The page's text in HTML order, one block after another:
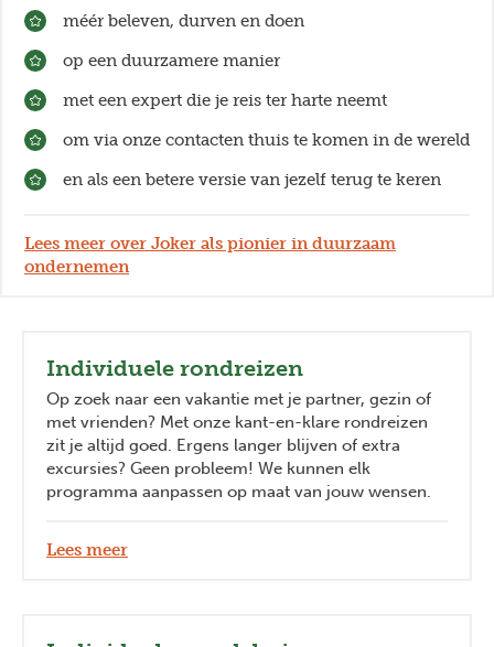
méér beleven, durven en doen
op een duurzamere manier
met een expert die je reis ter harte neemt
om via onze contacten thuis te komen in de wereld
en als een betere versie van jezelf terug te keren
Lees meer over Joker als pionier in duurzaam
ondernemen
Individuele rondreizen
Op zoek naar een vakantie met je partner, gezin of
met vrienden? Met onze kant-en-klare rondreizen
zit je altijd goed. Ergens langer blijven of extra
excursies? Geen probleem! We kunnen elk
programma aanpassen op maat van jouw wensen.
Lees meer